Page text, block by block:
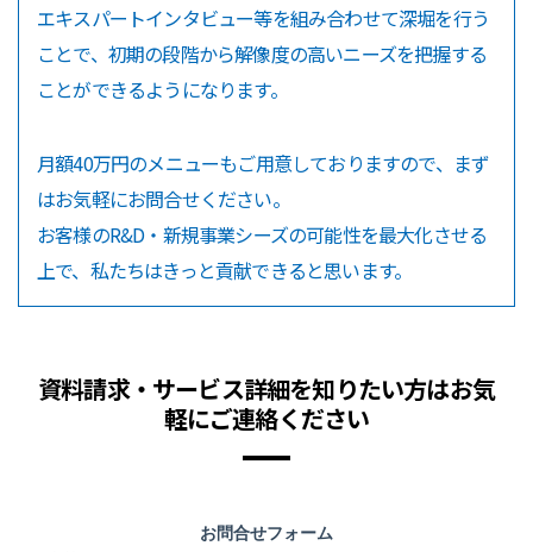
エキスパートインタビュー等を組み合わせて深堀を行う
ことで、初期の段階から解像度の高いニーズを把握する
ことができるようになります。
月額40万円のメニューもご用意しておりますので、まず
はお気軽にお問合せください。
お客様のR&D・新規事業シーズの可能性を最大化させる
上で、私たちはきっと貢献できると思います。
資料請求・サービス詳細を知りたい方はお気
軽にご連絡ください